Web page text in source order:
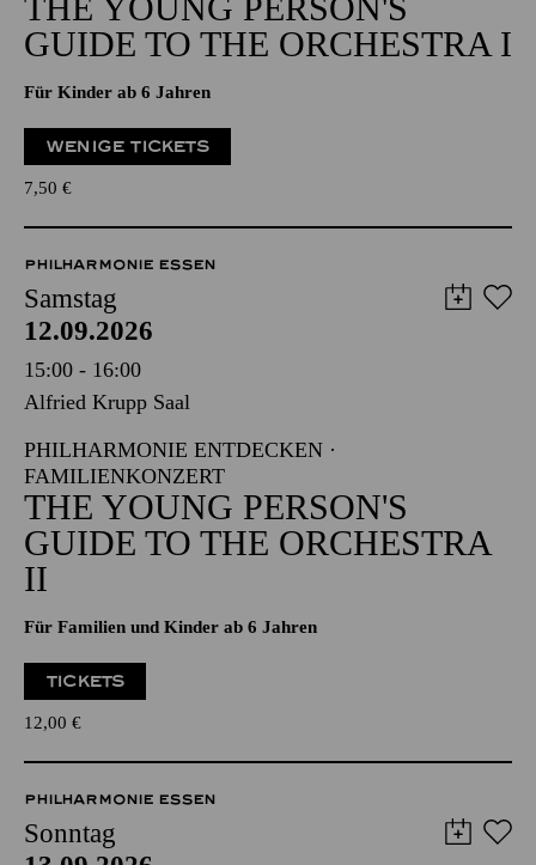
GUIDE TO THE ORCHESTRA I
Für Kinder ab 6 Jahren
WENIGE TICKETS
7,50 €
PHILHARMONIE ESSEN
Samstag
12.09.2026
15:00 - 16:00
Alfried Krupp Saal
PHILHARMONIE ENTDECKEN ·
FAMILIENKONZERT
THE YOUNG PERSON'S
GUIDE TO THE ORCHESTRA
II
Für Familien und Kinder ab 6 Jahren
TICKETS
12,00 €
PHILHARMONIE ESSEN
Sonntag